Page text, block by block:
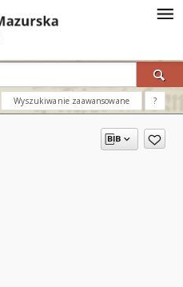
Wyszukiwanie zaawansowane ?